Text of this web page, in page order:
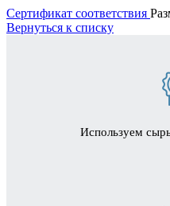
Сертификат соответствия
Вернуться к списку
Используем